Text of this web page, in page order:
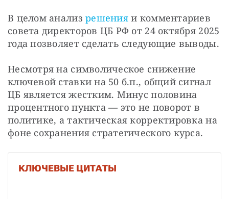
В целом анализ решения и комментариев
совета директоров ЦБ РФ от 24 октября 2025
Несмотря на символическое снижение
ключевой ставки на 50 б.п., общий сигнал
ЦБ является жестким. Минус половина
процентного пункта — это не поворот в
политике, а тактическая корректировка на
фоне сохранения стратегического курса.
КЛЮЧЕВЫЕ ЦИТАТЫ